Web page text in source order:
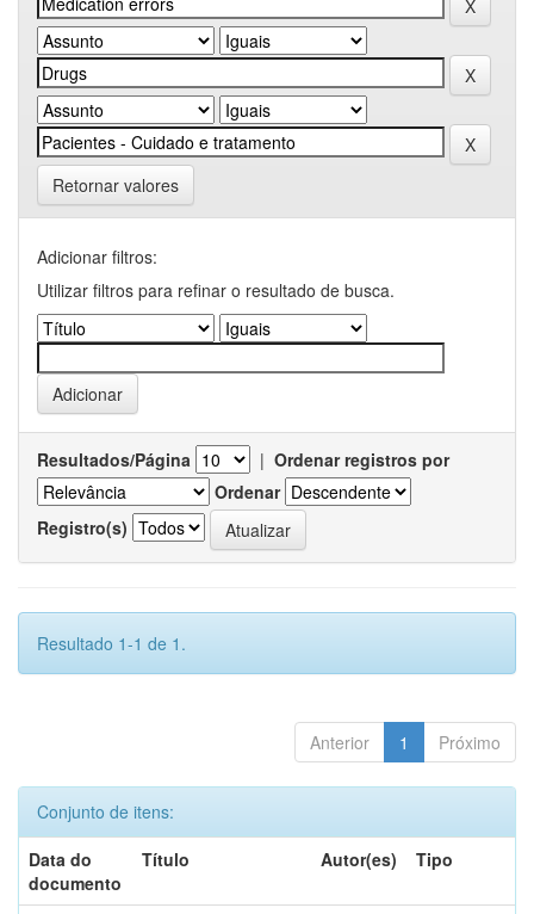
Retornar valores
Adicionar filtros:
Utilizar filtros para refinar o resultado de busca.
Resultados/Página | Ordenar registros por
Ordenar
Registro(s)
Resultado 1-1 de 1.
Anterior 1 Próximo
Conjunto de itens:
Data do
documento
Título Autor(es) Tipo